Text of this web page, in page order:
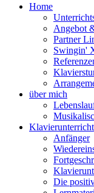
Home
Angebot
Partner
Swingin'
über mich
Klavierunterricht
Anfänger
Die